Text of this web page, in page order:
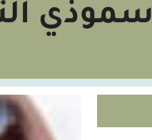
سموذي